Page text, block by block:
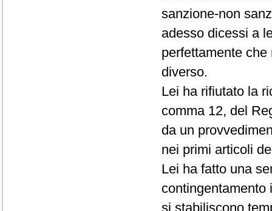
sanzione-non
adesso dicessi a
perfettamente
diverso.
Lei ha rifiutato la
comma 12, del
da un
nei primi articoli
Lei ha fatto una
contingentamento
si stabiliscono